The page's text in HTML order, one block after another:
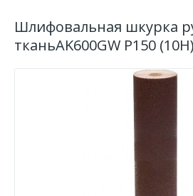
Шлифовальная шкурка
тканьAK600GW Р150